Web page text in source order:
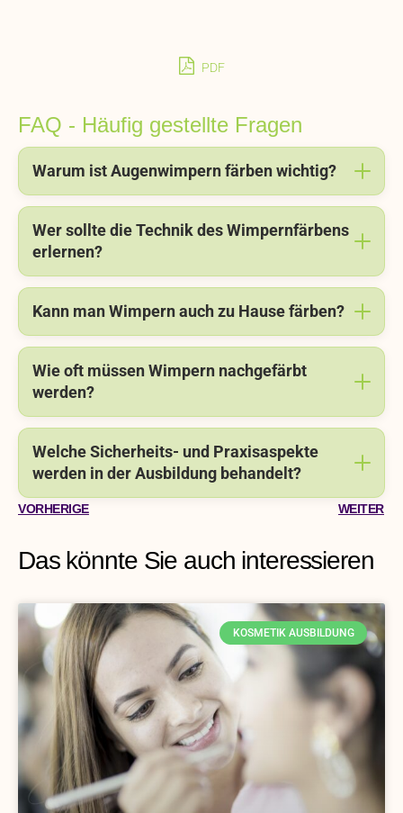
PDF
FAQ - Häufig gestellte Fragen
Warum ist Augenwimpern färben wichtig?
Wer sollte die Technik des Wimpernfärbens
erlernen?
Kann man Wimpern auch zu Hause färben?
Wie oft müssen Wimpern nachgefärbt
werden?
Welche Sicherheits- und Praxisaspekte
werden in der Ausbildung behandelt?
VORHERIGE WEITER
Das könnte Sie auch interessieren
KOSMETIK AUSBILDUNG